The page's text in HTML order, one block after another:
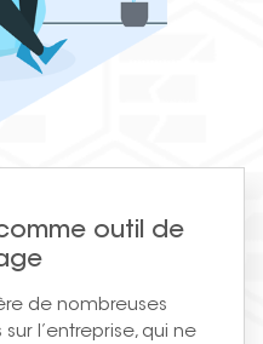
outil de
de nombreuses
l’entreprise, qui ne